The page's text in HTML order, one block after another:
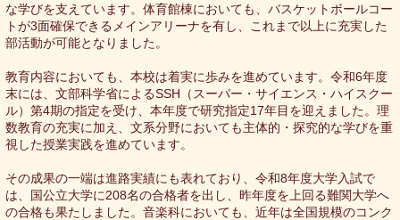
な学びを支えています。体育館棟においても、バスケットボールコー
トが3面確保できるメインアリーナを有し、これまで以上に充実した
部活動が可能となりました。
教育内容においても、本校は着実に歩みを進めています。令和6年度
末には、文部科学省によるSSH（スーパー・サイエンス・ハイスクー
ル）第4期の指定を受け、本年度で研究指定17年目を迎えました。理
数教育の充実に加え、文系分野においても主体的・探究的な学びを重
視した授業実践を進めています。
その成果の一端は進路実績にも表れており、令和8年度大学入試で
は、国公立大学に208名の合格者を出し、昨年度を上回る難関大学へ
の合格も果たしました。音楽科においても、近年は全国規模のコンク